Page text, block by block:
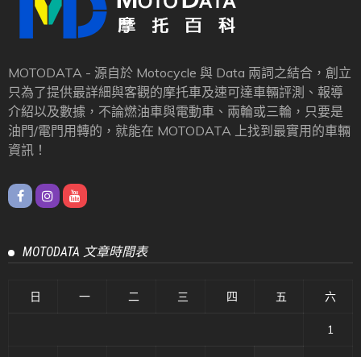
MOTODATA - 源自於 Motocycle 與 Data 兩詞之結合，創立
只為了提供最詳細與客觀的摩托車及速可達車輛評測、報導
介紹以及數據，不論燃油車與電動車、兩輪或三輪，只要是
油門/電門用轉的，就能在 MOTODATA 上找到最實用的車輛
資訊！
MOTODATA 文章時間表
日 一 二 三 四 五 六
1